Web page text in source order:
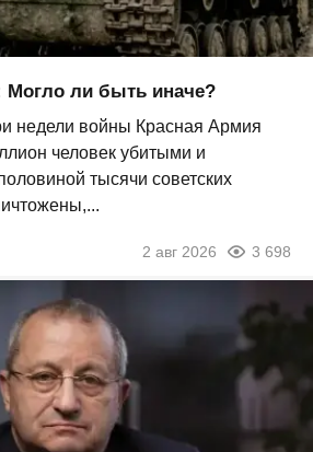
Могло ли быть иначе?
недели войны Красная Армия
человек убитыми и
тысячи советских
2 авг 2026 3 698